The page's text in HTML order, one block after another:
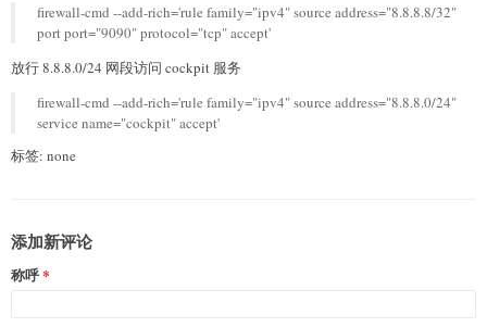
firewall-cmd --add-rich='rule family="ipv4" source address="8.8.8.8/32"
port port="9090" protocol="tcp" accept'
放行 8.8.8.0/24 网段访问 cockpit 服务
firewall-cmd --add-rich='rule family="ipv4" source address="8.8.8.0/24"
service name="cockpit" accept'
标签: none
添加新评论
称呼